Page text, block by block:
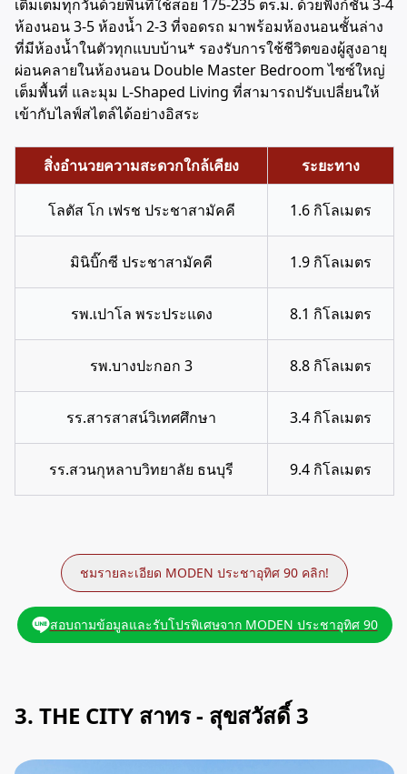
เติมเต็มทุกวันด้วยพื้นที่ใช้สอย 175-235 ตร.ม. ด้วยฟังก์ชัน 3-4
ห้องนอน 3-5 ห้องน้ำ 2-3 ที่จอดรถ มาพร้อมห้องนอนชั้นล่าง
ที่มีห้องน้ำในตัวทุกแบบบ้าน* รองรับการใช้ชีวิตของผู้สูงอายุ
ผ่อนคลายในห้องนอน Double Master Bedroom ไซซ์ใหญ่
เต็มพื้นที่ และมุม L-Shaped Living ที่สามารถปรับเปลี่ยนให้
เข้ากับไลฟ์สไตล์ได้อย่างอิสระ
สิ่งอำนวยความสะดวกใกล้เคียง ระยะทาง
โลตัส โก เฟรช ประชาสามัคคี 1.6 กิโลเมตร
มินิบิ๊กซี ประชาสามัคคี 1.9 กิโลเมตร
รพ.เปาโล พระประแดง 8.1 กิโลเมตร
รพ.บางปะกอก 3 8.8 กิโลเมตร
รร.สารสาสน์วิเทศศึกษา 3.4 กิโลเมตร
รร.สวนกุหลาบวิทยาลัย ธนบุรี 9.4 กิโลเมตร
ชมรายละเอียด MODEN ประชาอุทิศ 90 คลิก!
สอบถามข้อมูลและรับโปรพิเศษจาก MODEN ประชาอุทิศ 90
3. THE CITY สาทร - สุขสวัสดิ์ 3